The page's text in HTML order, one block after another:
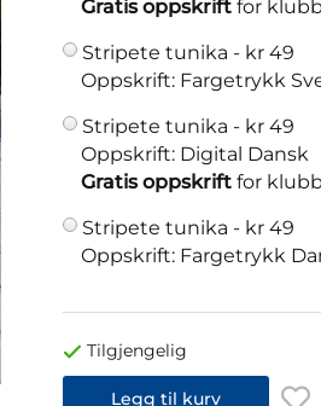
Gratis oppskrift for
Stripete tunika - kr 49
Oppskrift: Fargetrykk
Stripete tunika - kr 49
Oppskrift: Digital Dansk
Gratis oppskrift for
Stripete tunika - kr 49
Oppskrift: Fargetrykk
Tilgjengelig
Legg til kurv